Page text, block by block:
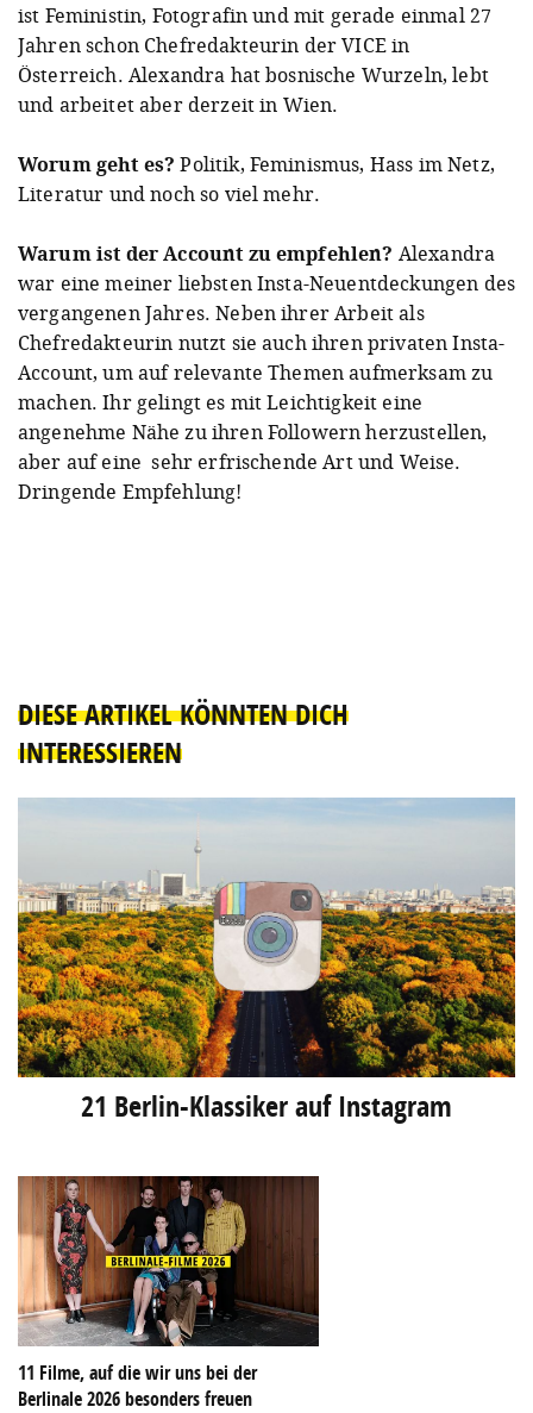
ist Feministin, Fotografin und mit gerade einmal 27
Jahren schon Chefredakteurin der VICE in
Österreich. Alexandra hat bosnische Wurzeln, lebt
und arbeitet aber derzeit in Wien.
Worum geht es?Politik, Feminismus, Hass im Netz,
Literatur und noch so viel mehr.
Warum ist der Account zu empfehlen? Alexandra
war eine meiner liebsten Insta-Neuentdeckungen des
vergangenen Jahres. Neben ihrer Arbeit als
Chefredakteurin nutzt sie auch ihren privaten Insta-
Account, um auf relevante Themen aufmerksam zu
machen. Ihr gelingt es mit Leichtigkeit eine
angenehme Nähe zu ihren Followern herzustellen,
aber auf eine sehr erfrischende Art und Weise.
Dringende Empfehlung!
DIESE ARTIKEL KÖNNTEN DICH
INTERESSIEREN
21 Berlin-Klassiker auf Instagram
11 Filme, auf die wir uns bei der
Berlinale 2026 besonders freuen